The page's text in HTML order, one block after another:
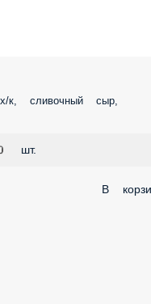
к, сливочный сыр,
шт.
В